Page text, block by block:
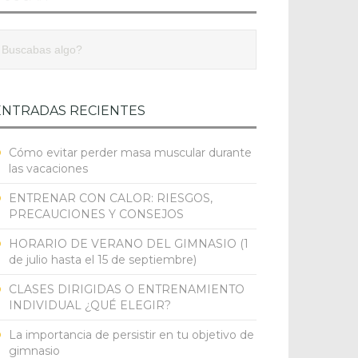
RECIENTES
Cómo evitar perder masa muscular durante
las vacaciones
ENTRENAR CON CALOR: RIESGOS,
PRECAUCIONES Y CONSEJOS
HORARIO DE VERANO DEL GIMNASIO (1
de julio hasta el 15 de septiembre)
CLASES DIRIGIDAS O ENTRENAMIENTO
INDIVIDUAL ¿QUÉ ELEGIR?
La importancia de persistir en tu objetivo de
gimnasio